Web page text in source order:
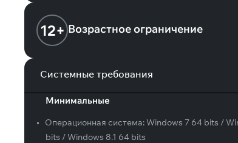
12+ Возрастное ограничение
Системные требования
Минимальные
• Операционная система:Windows 7 64 bits /
bits / Windows 8.1 64 bits